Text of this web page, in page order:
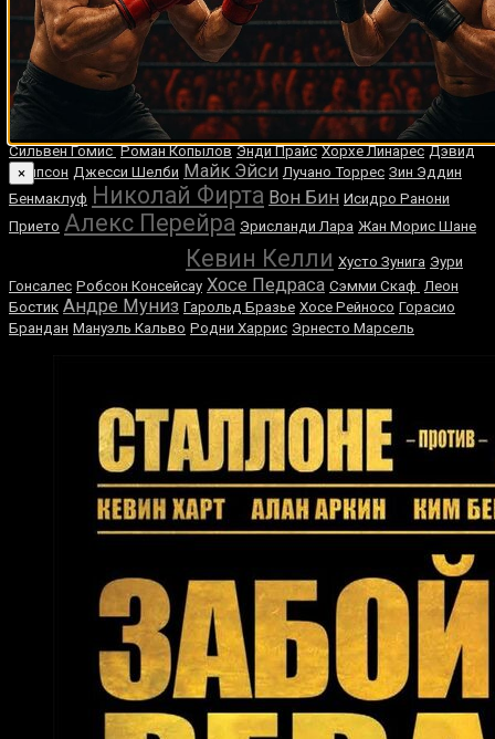
Случайные боксеры
Марио Вейт Рон Лайл Тед Гуллик Карлос Бохоркес
Ламар
Вильямс Билли Бейли Ремихио Молина Трейси
Моррисон
Конжестина Ачиенг Энрике Орнелас Гжегож Прокса
Роберт Гарсия
Пол Васкес Тони Менефи Джаред Гуден
Сильвен Гомис Роман Копылов Энди Прайс Хорхе Линарес Дэвид
Томпсон Джесси Шелби Майк Эйси Лучано Торрес Зин Эддин
Бенмаклуф Николай Фирта Вон Бин Исидро Ранони
Прието Алекс Перейра Эрисланди Лара Жан Морис Шане
Кевин Келли Хусто Зунига Эури
Гонсалес Робсон Консейсау Хосе Педраса Сэмми Скаф Леон
Бостик Андре Муниз Гарольд Бразье Хосе Рейносо Горасио
Брандан Мануэль Кальво Родни Харрис Эрнесто Марсель
×